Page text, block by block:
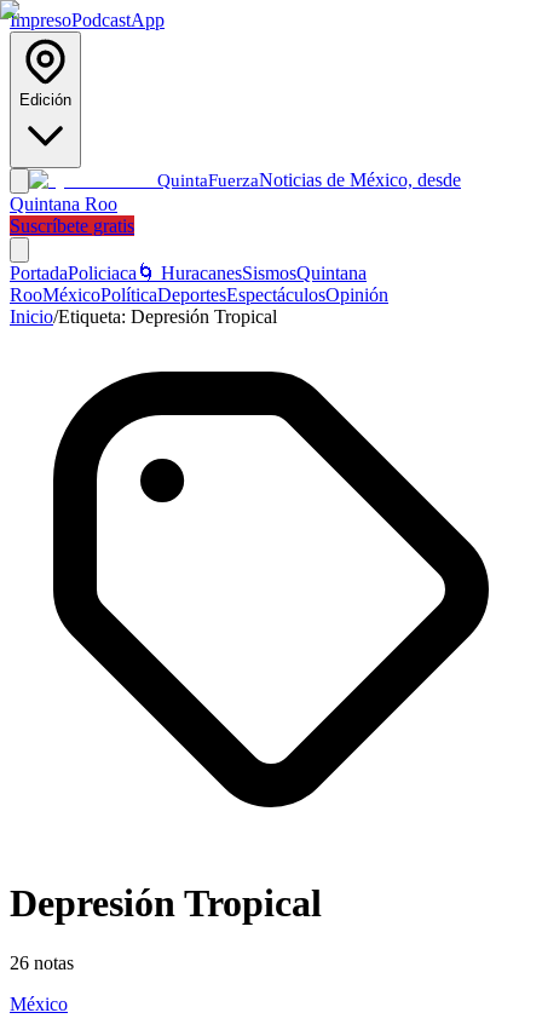
ImpresoPodcastApp
Edición
QuintaFuerzaNoticias de México, desde
Quintana Roo
Suscríbete gratis
PortadaPoliciaca 🌀 HuracanesSismosQuintana
RooMéxicoPolíticaDeportesEspectáculosOpinión
Inicio/Etiqueta: Depresión Tropical
Depresión Tropical
26 notas
México